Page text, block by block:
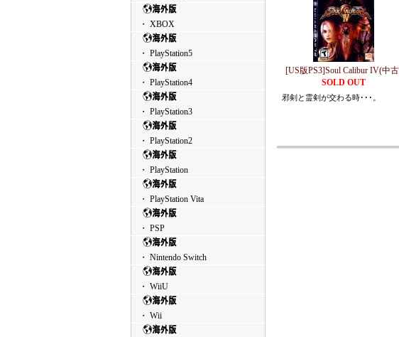
・ XBOX
・ PlayStation5
・ PlayStation4
・ PlayStation3
・ PlayStation2
・ PlayStation
・ PlayStation Vita
・ PSP
・ Nintendo Switch
・ WiiU
・ Wii
[US版PS3]Soul Calibur IV(中
SOLD OUT
邪剣と霊剣が交わる時･･･。